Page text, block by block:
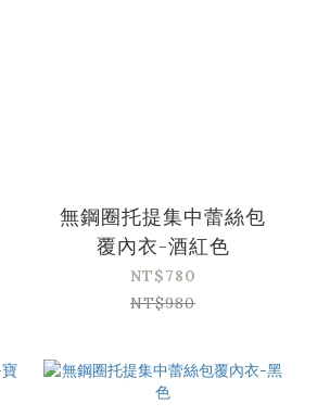
無鋼圈托提集中蕾絲包
覆內衣-酒紅色
NT$780
NT$980